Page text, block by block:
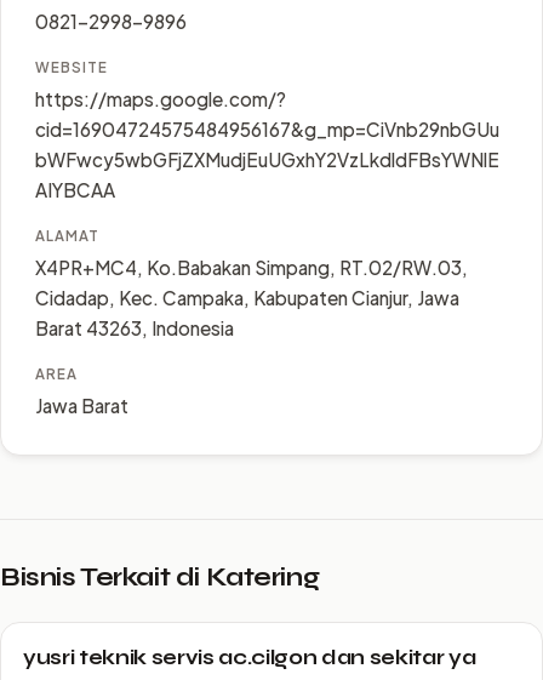
0821-2998-9896
WEBSITE
https://maps.google.com/?
cid=16904724575484956167&g_mp=CiVnb29nbGUu
bWFwcy5wbGFjZXMudjEuUGxhY2VzLkdldFBsYWNlE
AIYBCAA
ALAMAT
X4PR+MC4, Ko.Babakan Simpang, RT.02/RW.03,
Cidadap, Kec. Campaka, Kabupaten Cianjur, Jawa
Barat 43263, Indonesia
AREA
Jawa Barat
Bisnis Terkait di Katering
yusri teknik servis ac.cilgon dan sekitar ya